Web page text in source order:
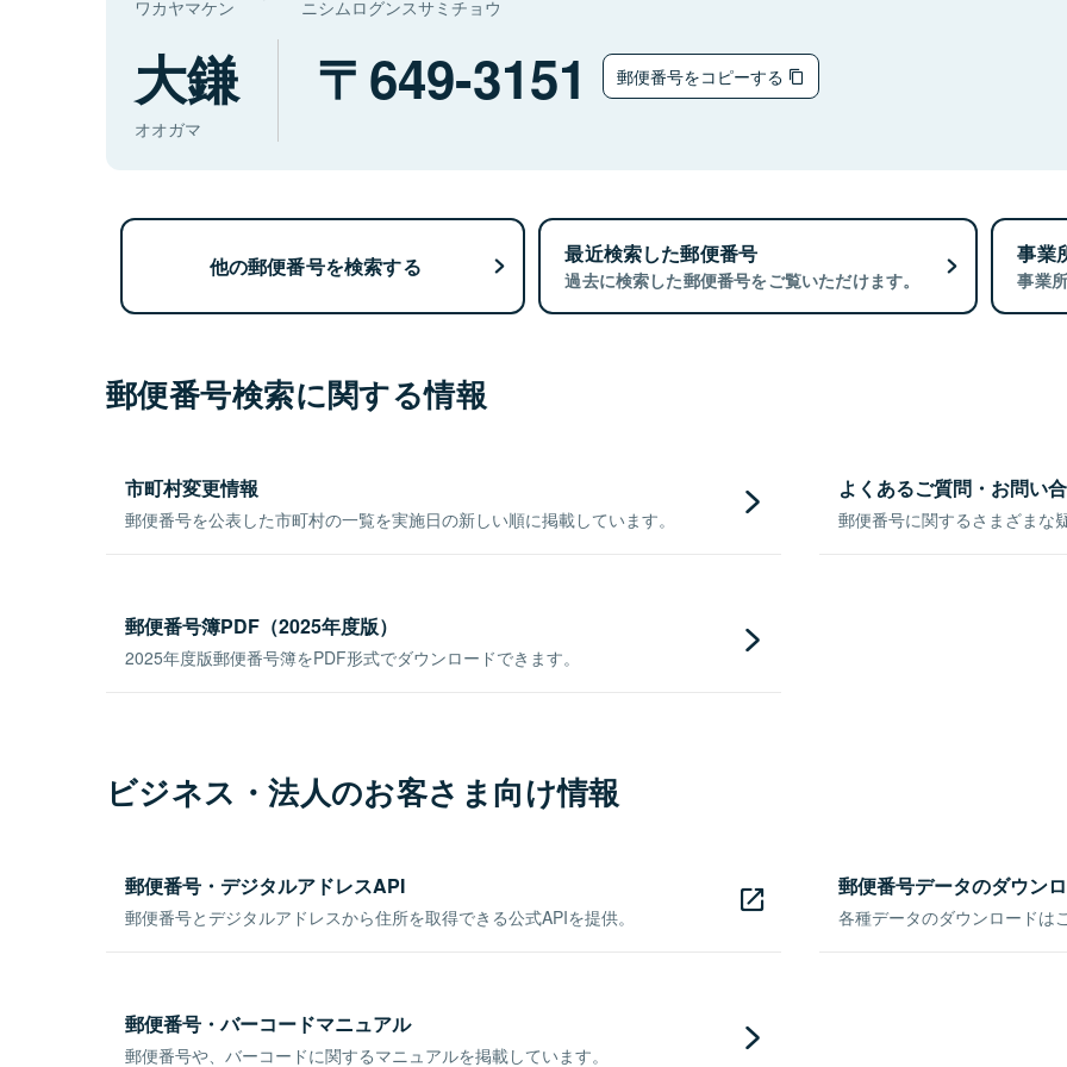
ワカヤマケン ニシムログンスサミチョウ
大鎌
オオガマ
649-3151 郵便番号をコピーする
他の郵便番号を検索する 最近検索した郵便番号
過去に検索した郵便番号をご覧いただけます。
事業
事業
郵便番号検索に関する情報
市町村変更情報
郵便番号を公表した市町村の一覧を実施日の新しい順に掲載しています。
よくあるご質問・お問い
郵便番号に関するさまざまな
郵便番号簿PDF（2025年度版）
2025年度版郵便番号簿をPDF形式でダウンロードできます。
ビジネス・法人のお客さま向け情報
郵便番号・デジタルアドレスAPI
郵便番号とデジタルアドレスから住所を取得できる公式APIを提供。
郵便番号データのダウン
各種データのダウンロードは
郵便番号・バーコードマニュアル
郵便番号や、バーコードに関するマニュアルを掲載しています。